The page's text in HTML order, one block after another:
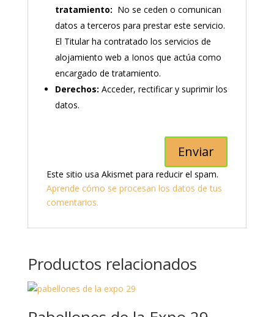
tratamiento: No se ceden o comunican
datos a terceros para prestar este servicio.
El Titular ha contratado los servicios de
alojamiento web a Ionos que actúa como
encargado de tratamiento.
Derechos: Acceder, rectificar y suprimir los
datos.
Este sitio usa Akismet para reducir el spam.
Aprende cómo se procesan los datos de tus
comentarios.
Productos relacionados